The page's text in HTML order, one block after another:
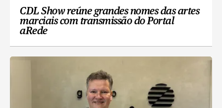
CDL Show reúne grandes nomes das artes
marciais com transmissão do Portal
aRede